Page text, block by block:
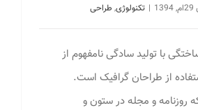
| تکنولوژی, طراحی
با تولید سادگی نامفهوم از
از طراحان گرافیک است.
روزنامه و مجله در ستون و